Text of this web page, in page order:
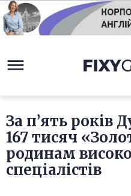
За п’ять років
167 тисяч
родинам
спеціалістів